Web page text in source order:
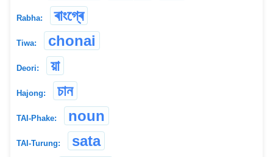
Rabha: ৰাংগ্ৰে
Tiwa: chonai
Deori: য়া
Hajong: চান
TAI-Phake: noun
TAI-Turung: sata